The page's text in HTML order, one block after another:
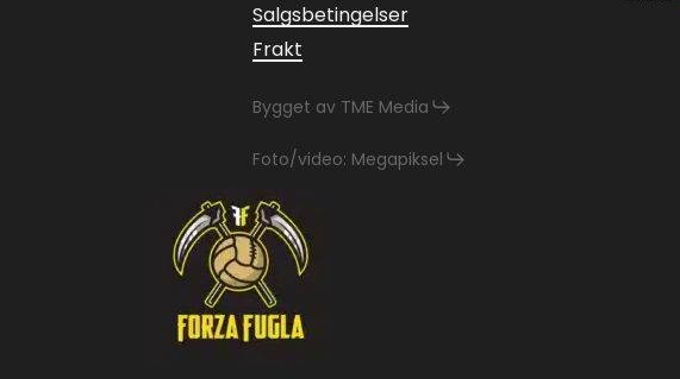
Salgsbetingelser
Frakt
Bygget av TME Media
Foto/video: Megapiksel